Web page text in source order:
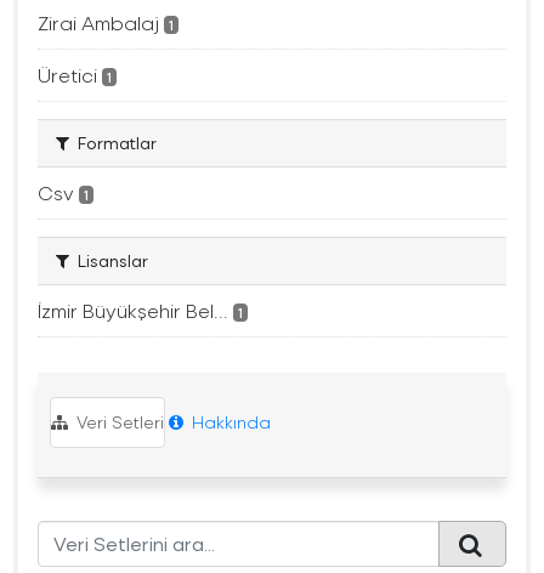
Zirai Ambalaj 1
Üretici 1
Formatlar
Csv 1
Lisanslar
İzmir Büyükşehir Bel... 1
Veri Setleri Hakkında